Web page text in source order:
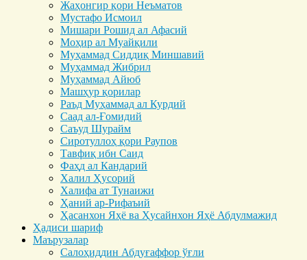
Жаҳонгир қори Неъматов
Мустафо Исмоил
Мишари Рошид ал Афасий
Моҳир ал Муайқили
Муҳаммад Cиддиқ Миншавий
Муҳаммад Жибрил
Муҳаммад Айюб
Машҳур қорилар
Раъд Муҳаммад ал Курдий
Саад ал-Ғомидий
Саъуд Шурайм
Сиротуллоҳ қори Раупов
Тавфиқ ибн Саид
Фаҳд ал Кандарий
Халил Ҳусорий
Халифа ат Тунаижи
Ҳаний ар-Рифаъий
Ҳасанхон Яҳё ва Ҳусайнхон Яҳё Абдулмажид
Ҳадиси шариф
Маърузалар
Салоҳиддин Абдуғаффор ўғли